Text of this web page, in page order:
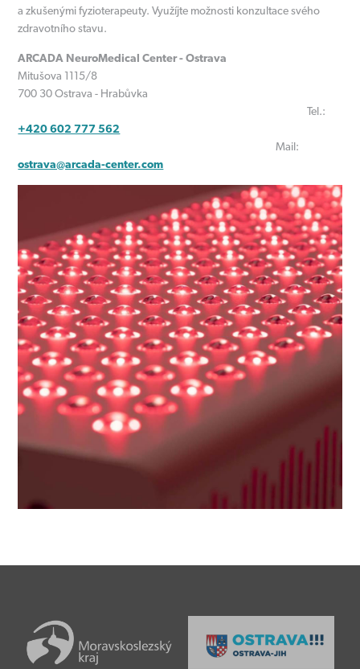
a zkušenými fyzioterapeuty. Využíjte možnosti konzultace svého
zdravotního stavu.
ARCADA NeuroMedical Center - Ostrava
Mitušova 1115/8
700 30 Ostrava - Hrabůvka
Tel.:
+420 602 777 562
Mail:
ostrava@arcada-center.com